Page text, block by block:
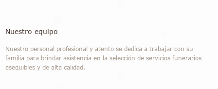
Nuestro equipo
Nuestro personal profesional y atento se dedica a trabajar con su
familia para brindar asistencia en la selección de servicios funerarios
asequibles y de alta calidad.